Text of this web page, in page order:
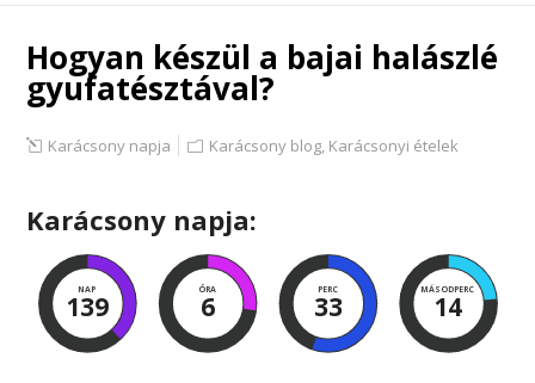
Hogyan készül a bajai halászlé
gyufatésztával?
Karácsony napja Karácsony blog Karácsonyi ételek
Karácsony napja:
NAP
139
ÓRA
6
PERC
33
MÁSODPERC
12